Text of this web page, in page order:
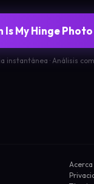
Is My Hinge
instantánea · Análisis